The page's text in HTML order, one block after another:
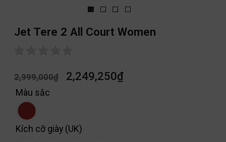
Jet Tere 2 All Court Women
2,999,000₫ 2,249,250₫
Màu sắc
Kích cỡ giày (UK)